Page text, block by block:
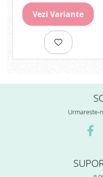
Termosensibile
Table magnetice si de pluta
Vezi Variante
Urmareste-